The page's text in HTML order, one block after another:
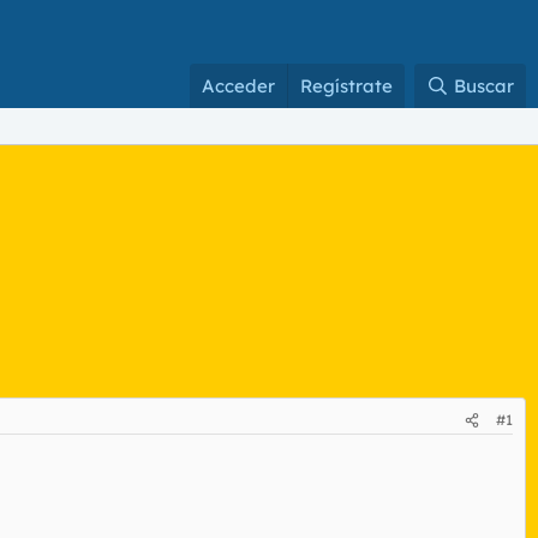
Acceder Regístrate Buscar
#1